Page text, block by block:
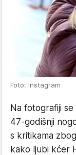
Foto: Instagram
Na fotografiji
47-godišnji
s kritikama
kako ljubi kćer